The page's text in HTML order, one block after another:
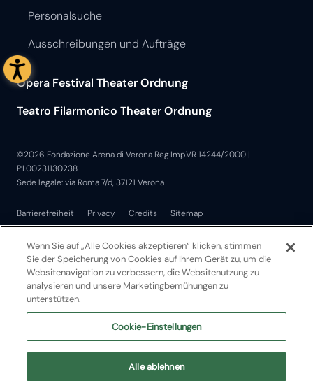
Personalsuche
Ausschreibungen und Aufträge
Opera Festival Theater Ordnung
Teatro Filarmonico Theater Ordnung
©2026 Fondazione Arena di Verona Reg.Imp.VR 14244/2000 |
P.I.00231130238
Sede legale: via Roma 7/d, 37121 Verona
Barrierefreiheit Privacy Credits Sitemap
Wenn Sie auf „Alle Cookies akzeptieren“ klicken, stimmen
Sie der Speicherung von Cookies auf Ihrem Gerät zu, um die
Websitenavigation zu verbessern, die Websitenutzung zu
analysieren und unsere Marketingbemühungen zu
unterstützen.
Cookie-Einstellungen
Alle ablehnen